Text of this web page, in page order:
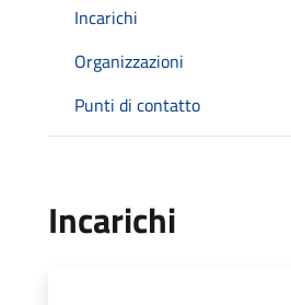
Incarichi
Organizzazioni
Punti di contatto
Incarichi